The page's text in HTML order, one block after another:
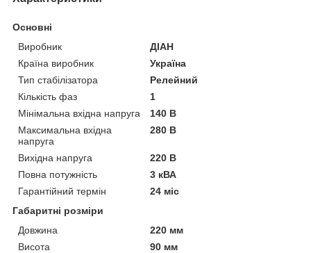
Основні
Виробник
ДІАН
Країна виробник
Україна
Тип стабілізатора
Релейний
Кількість фаз
1
Мінімальна вхідна напруга
140 В
Максимальна вхідна
напруга
280 В
Вихідна напруга
220 В
Повна потужність
3 кВА
Гарантійний термін
24 міс
Габаритні розміри
Довжина
220 мм
Висота
90 мм